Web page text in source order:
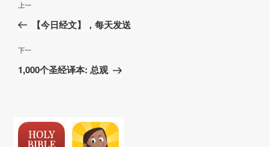
导
航
上
一
文
章
上一
【今日经文】，每天发送
下
一
下一
1,000个圣经译本: 总观